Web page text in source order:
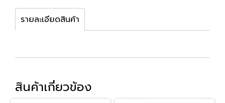
รายละเอียดสินค้า
สินค้าเกี่ยวข้อง